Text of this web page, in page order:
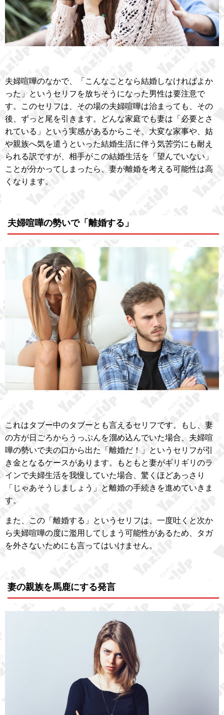
夫婦喧嘩のなかで、「こんなことなら結婚しなければよか
った」というセリフを放ちそうになった男性は要注意で
す。このセリフは、その場の夫婦喧嘩は治まっても、その
後、ずっと尾を引きます。どんな家庭でも妻は「必要とさ
れている」という実感があるからこそ、大変な家事や、姑
や親族へ気を遣うといった結婚生活に伴う気苦労にも耐え
られる訳ですが、相手がこの結婚生活を「望んでいない」
ことが分かってしまったら、妻が離婚を考える可能性は高
くなります。
夫婦喧嘩の勢いで「離婚する」
これはタブー中のタブーとも言えるセリフです。もし、妻
の方が日ごろからうっぷんを溜め込んでいた場合、夫婦喧
嘩の勢いで夫の口から出た「離婚だ！」というセリフが引
き金となるケースがあります。もともと妻がギリギリのラ
インで夫婦生活を我慢していた場合、驚くほどあっさり
「じゃあそうしましょう」と離婚の手続きを進めていきま
す。
また、この「離婚する」というセリフは、一度吐くと次か
ら夫婦喧嘩の度に濫用してしまう可能性があるため、タガ
を外さないためにも言ってはいけません。
妻の親族を馬鹿にする発言